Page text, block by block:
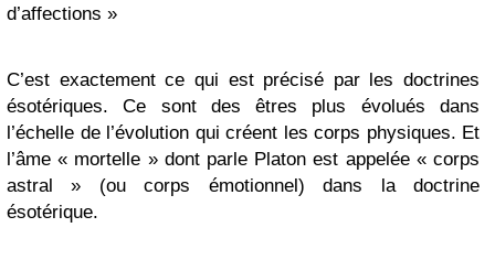
d’affections »
C’est exactement ce qui est précisé par les doctrines
ésotériques. Ce sont des êtres plus évolués dans
l’échelle de l’évolution qui créent les corps physiques. Et
l’âme « mortelle » dont parle Platon est appelée « corps
astral » (ou corps émotionnel) dans la doctrine
ésotérique.